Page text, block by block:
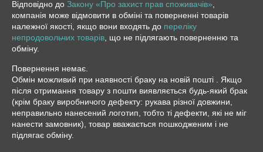
Відповідно до Закону «Про захист прав споживачів»
компанія може відмовити в обміні та поверненні товарів
належної якості, якщо вони входять до переліку
непродовольчих товарів , що не підлягають поверненню та
обміну.
Повернення немає.
Обмін можливий при наявності браку на новій пошті . Якщо
після отримання товару з пошти виявляється будь-який брак
(крім браку виробничого дефекту: рукава різної довжини,
неправильно нанесений логотип, тобто ті дефекти, які не міг
нанести замовник), товар вважається пошкодженим і не
підлягає обміну.